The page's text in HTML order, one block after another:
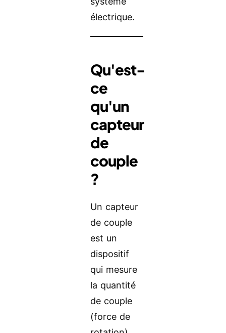
électrique.
Qu'est-
ce
qu'un
capteur
de
couple
?
Un capteur
de couple
est un
dispositif
qui mesure
la quantité
de couple
(force de